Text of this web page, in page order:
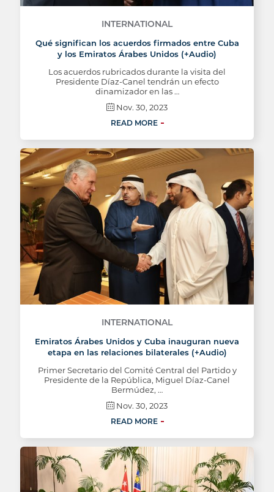
INTERNATIONAL
Qué significan los acuerdos firmados entre Cuba
y los Emiratos Árabes Unidos (+Audio)
Los acuerdos rubricados durante la visita del
Presidente Díaz-Canel tendrán un efecto
dinamizador en las …
Nov. 30, 2023
READ MORE
INTERNATIONAL
Emiratos Árabes Unidos y Cuba inauguran nueva
etapa en las relaciones bilaterales (+Audio)
Primer Secretario del Comité Central del Partido y
Presidente de la República, Miguel Díaz-Canel
Bermúdez, …
Nov. 30, 2023
READ MORE